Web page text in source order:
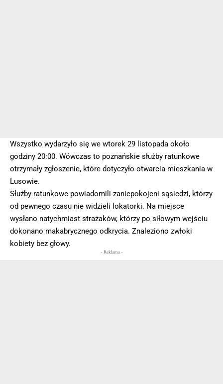
Wszystko wydarzyło się we wtorek 29 listopada około
godziny 20:00. Wówczas to poznańskie służby ratunkowe
otrzymały zgłoszenie, które dotyczyło otwarcia mieszkania w
Lusowie.
Służby ratunkowe powiadomili zaniepokojeni sąsiedzi, którzy
od pewnego czasu nie widzieli lokatorki. Na miejsce
wysłano natychmiast strażaków, którzy po siłowym wejściu
dokonano makabrycznego odkrycia. Znaleziono zwłoki
kobiety bez głowy.
- Reklama -